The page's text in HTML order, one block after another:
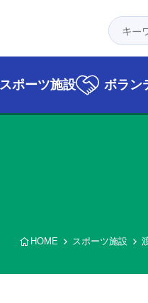
スポーツ施設 ボラン
HOME スポーツ施設